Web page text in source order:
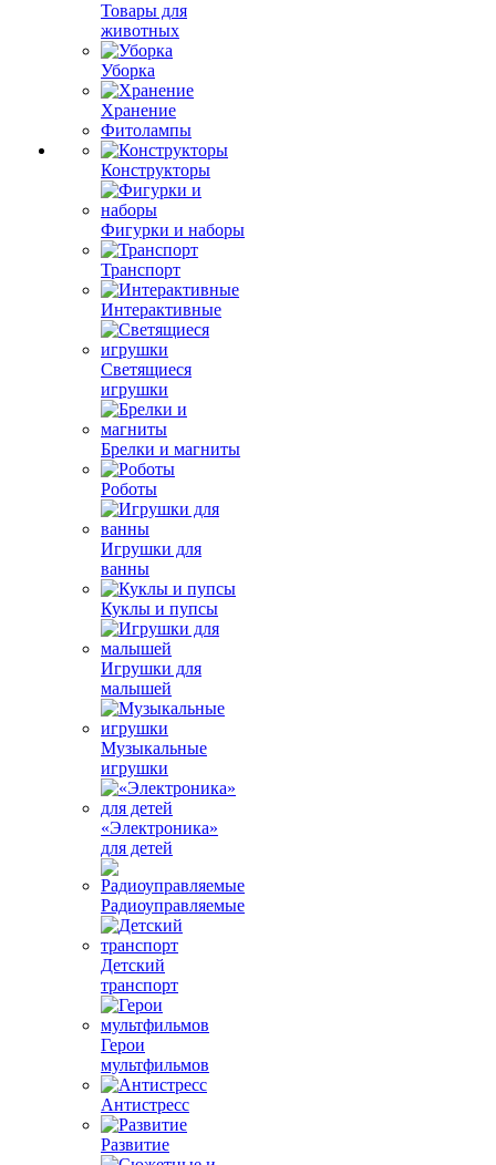
Товары для
животных
Уборка
Хранение
Фитолампы
Конструкторы
Фигурки и наборы
Транспорт
Интерактивные
Светящиеся
игрушки
Брелки и магниты
Роботы
Игрушки для
ванны
Куклы и пупсы
Игрушки для
малышей
Музыкальные
игрушки
«Электроника»
для детей
Радиоуправляемые
Детский
транспорт
Герои
мультфильмов
Антистресс
Развитие